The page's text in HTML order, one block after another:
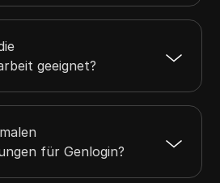
geeignet?
für Genlogin?